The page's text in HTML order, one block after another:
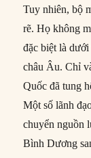
Tuy nhiên, bộ
rẽ. Họ không
đặc biệt là
châu Âu. Chỉ
Quốc đã tung
Một số lãnh
chuyển nguồn
Bình Dương